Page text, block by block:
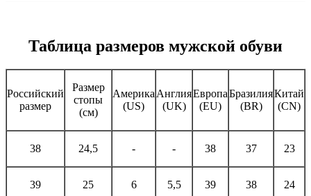
Таблица размеров мужской обуви
Российский
размер
Размер
стопы
(см)
Америка
(US)
Англия
(UK)
Европа
(EU)
Бразилия
(BR)
Китай
(CN)
38 24,5 - - 38 37 23
39 25 6 5,5 39 38 24